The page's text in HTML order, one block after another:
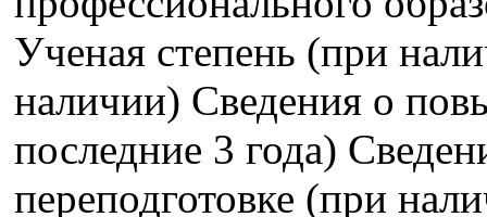
Ученая степень (при
наличии) Сведения о
последние 3 года)
переподготовке (при